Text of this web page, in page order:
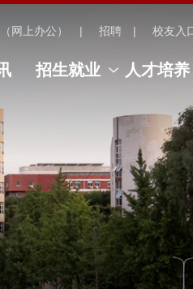
网上办公） 招聘 校友入
招生就业 人才培养